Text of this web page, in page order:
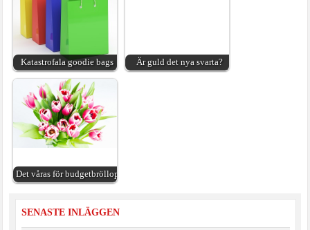
Katastrofala goodie bags Är guld det nya svarta?
Det våras för budgetbröllop
SENASTE INLÄGGEN